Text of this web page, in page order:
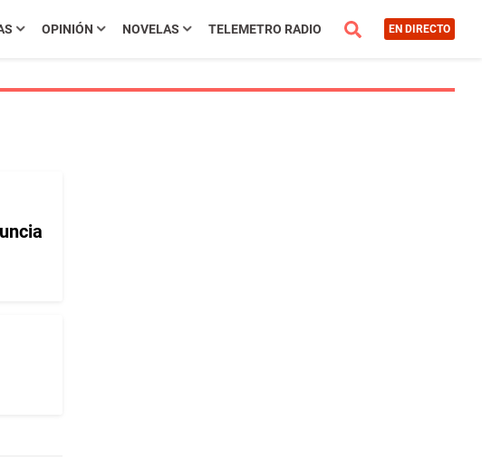
OPINIÓN NOVELAS TELEMETRO RADIO EN DIRECTO